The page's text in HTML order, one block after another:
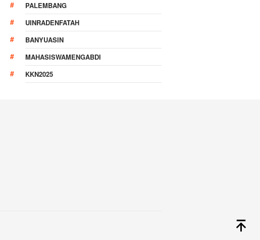
PALEMBANG
UINRADENFATAH
BANYUASIN
MAHASISWAMENGABDI
KKN2025